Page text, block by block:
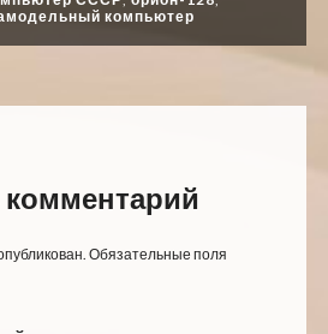
компьютер
Обязательные поля